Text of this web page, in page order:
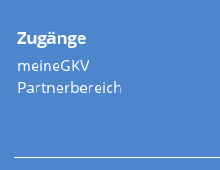
Zugänge
meineGKV
Partnerbereich